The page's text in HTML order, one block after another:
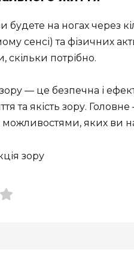
на ногах через
сенсі) та фізичних
скільки потрібно.
— це безпечна і
та якість зору.
яких ви
зору